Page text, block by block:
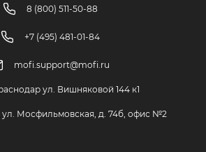
8 (800) 511-50-88
+7 (495) 481-01-84
mofi.support@mofi.ru
ул. Вишняковой 144 к1
ул. Мосфильмовская, д. 74б, офис №2